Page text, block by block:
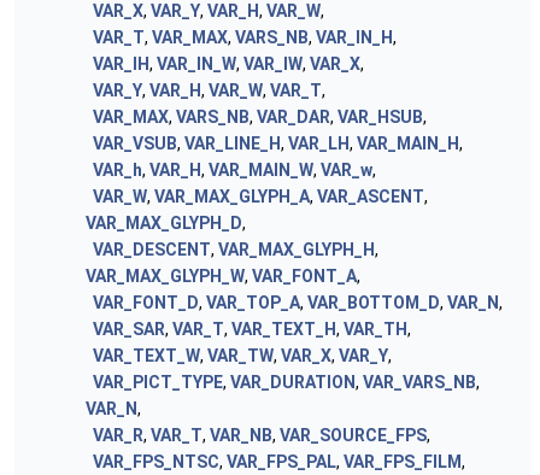
VAR_X, VAR_Y, VAR_H, VAR_W,
VAR_T, VAR_MAX, VARS_NB, VAR_IN_H,
VAR_IH, VAR_IN_W, VAR_IW, VAR_X,
VAR_Y, VAR_H, VAR_W, VAR_T,
VAR_MAX, VARS_NB, VAR_DAR, VAR_HSUB,
VAR_VSUB, VAR_LINE_H, VAR_LH, VAR_MAIN_H,
VAR_h, VAR_H, VAR_MAIN_W, VAR_w,
VAR_W, VAR_MAX_GLYPH_A, VAR_ASCENT,
VAR_MAX_GLYPH_D,
VAR_DESCENT, VAR_MAX_GLYPH_H,
VAR_MAX_GLYPH_W, VAR_FONT_A,
VAR_FONT_D, VAR_TOP_A, VAR_BOTTOM_D, VAR_N,
VAR_SAR, VAR_T, VAR_TEXT_H, VAR_TH,
VAR_TEXT_W, VAR_TW, VAR_X, VAR_Y,
VAR_PICT_TYPE, VAR_DURATION, VAR_VARS_NB,
VAR_N,
VAR_R, VAR_T, VAR_NB, VAR_SOURCE_FPS,
VAR_FPS_NTSC, VAR_FPS_PAL, VAR_FPS_FILM,